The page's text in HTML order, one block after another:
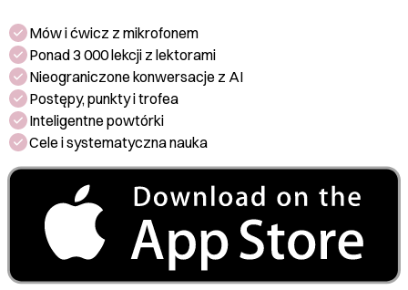
Mów i ćwicz z mikrofonem
Ponad 3 000 lekcji z lektorami
Nieograniczone konwersacje z AI
Postępy, punkty i trofea
Inteligentne powtórki
Cele i systematyczna nauka